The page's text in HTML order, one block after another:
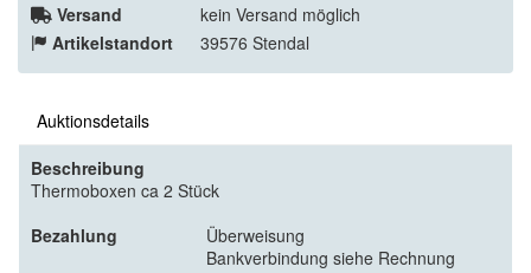
Versand
kein Versand möglich
Artikelstandort
39576 Stendal
Auktionsdetails
Beschreibung
Thermoboxen ca 2 Stück
Bezahlung
Überweisung
Bankverbindung siehe Rechnung